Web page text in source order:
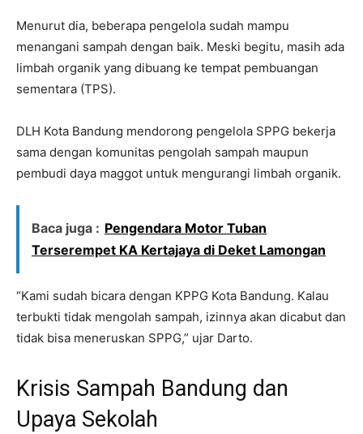
Menurut dia, beberapa pengelola sudah mampu
menangani sampah dengan baik. Meski begitu, masih ada
limbah organik yang dibuang ke tempat pembuangan
sementara (TPS).
DLH Kota Bandung mendorong pengelola SPPG bekerja
sama dengan komunitas pengolah sampah maupun
pembudi daya maggot untuk mengurangi limbah organik.
Baca juga : Pengendara Motor Tuban
Terserempet KA Kertajaya di Deket Lamongan
“Kami sudah bicara dengan KPPG Kota Bandung. Kalau
terbukti tidak mengolah sampah, izinnya akan dicabut dan
tidak bisa meneruskan SPPG,” ujar Darto.
Krisis Sampah Bandung dan
Upaya Sekolah